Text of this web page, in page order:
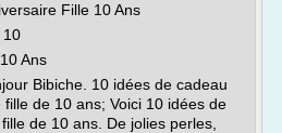
Fille 10 Ans
10
Ans
Bibiche. 10 idées de cadeau
de 10 ans; Voici 10 idées de
de 10 ans. De jolies perles,